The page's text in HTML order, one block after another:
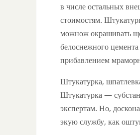
в числе остальных
стоимостям.
можнож окрашивать
белоснежного
прибавлением
Штукатурка,
Штукатурка —
экспертам. Но,
экую службу, как